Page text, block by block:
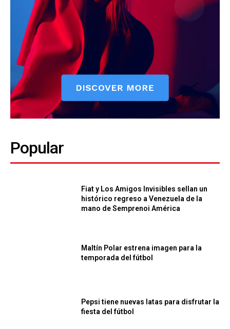
Popular
Fiat y Los Amigos Invisibles sellan un
histórico regreso a Venezuela de la
mano de Semprenoi América
Maltín Polar estrena imagen para la
temporada del fútbol
Pepsi tiene nuevas latas para disfrutar la
fiesta del fútbol